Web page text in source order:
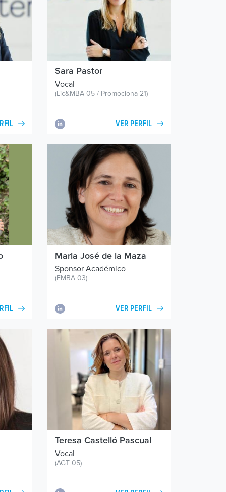
Sara Pastor
Vocal
(Lic&MBA 05 / Promociona 21)
VER PERFIL
Maria José de la Maza
Sponsor Académico
(EMBA 03)
VER PERFIL
Teresa Castelló Pascual
Vocal
(AGT 05)